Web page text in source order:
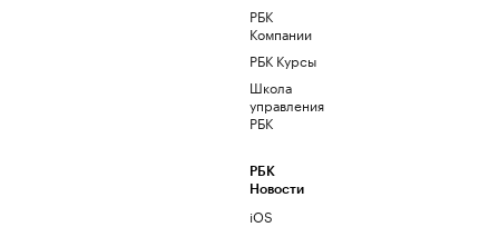
РБК
Компании
РБК Курсы
Школа
управления
РБК
РБК
Новости
iOS